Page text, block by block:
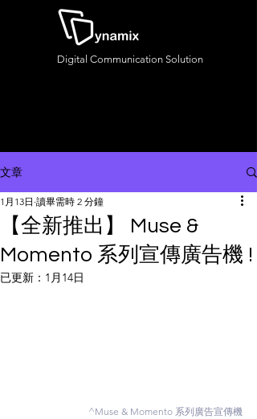
Digital Communication Solution
文章
【全新推出】 Muse &
Momento 系列宣傳廣告機 !
1月13日 讀畢需時 2 分鐘
已更新： 1月14日
^Muse & Momento 系列廣告宣傳機